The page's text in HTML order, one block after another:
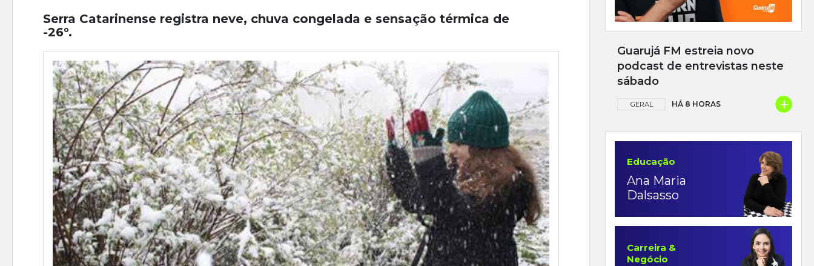
Serra Catarinense registra neve, chuva congelada e sensação térmica de
-26°.
Guarujá FM estreia novo
podcast de entrevistas neste
sábado
GERAL HÁ 8 HORAS +
Educação
Ana Maria
Dalsasso
Carreira &
Negócio